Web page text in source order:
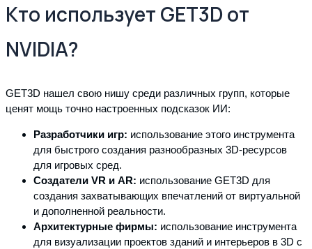
Кто использует GET3D от
NVIDIA?
GET3D нашел свою нишу среди различных групп, которые
ценят мощь точно настроенных подсказок ИИ:
Разработчики игр: использование этого инструмента
для быстрого создания разнообразных 3D-ресурсов
для игровых сред.
Создатели VR и AR: использование GET3D для
создания захватывающих впечатлений от виртуальной
и дополненной реальности.
Архитектурные фирмы: использование инструмента
для визуализации проектов зданий и интерьеров в 3D с